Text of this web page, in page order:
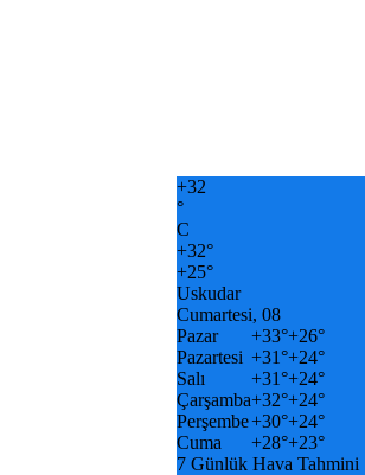
+32
°
C
+32°
+25°
Uskudar
Cumartesi, 08
Pazar
+33°+26°
Pazartesi +31°+24°
Salı
+31°+24°
Çarşamba+32°+24°
Perşembe+30°+24°
Cuma
+28°+23°
7 Günlük Hava Tahmini